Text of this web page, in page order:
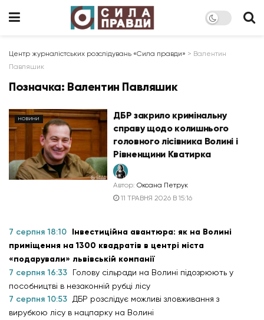
Центр журналістських розслідувань «Сила правди» > Валентин
Павляшик
Позначка: Валентин Павляшик
НОВИНИ
ДБР закрило кримінальну
справу щодо колишнього
головного лісівника Волині і
Рівненщини Кватирка
Автор: Оксана Петрук
11 ТРАВНЯ 2026 В 15:16
7 серпня 18:10 Інвестиційна авантюра: як на Волині
приміщення на 1300 квадратів в центрі міста
«подарували» львівській компанії
7 серпня 16:33
Голову сільради на Волині підозрюють у
пособництві в незаконній рубці лісу
7 серпня 10:53
ДБР розслідує можливі зловживання з
вирубкою лісу в нацпарку на Волині